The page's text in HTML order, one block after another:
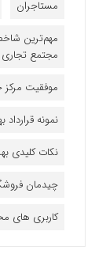
مستاجران
مهم‌ترین
مجتمع تجاری
موفقیت مرکز
نمونه
نکات کلیدی
چیدمان
کاربری های